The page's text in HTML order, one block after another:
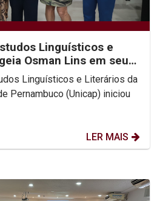
Linguísticos e
Osman Lins em seu
Linguísticos e Literários da
Pernambuco (Unicap) iniciou
LER MAIS